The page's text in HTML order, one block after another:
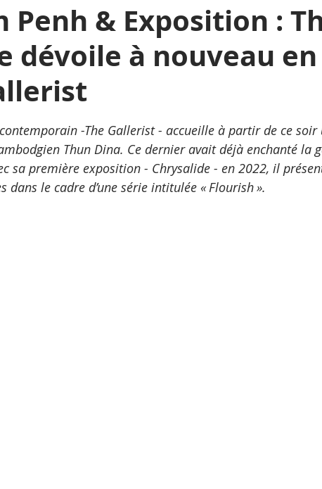
Penh & Exposition :
dévoile à nouveau
sur 5.
-The Gallerist - accueille à partir de ce soir
Thun Dina. Ce dernier avait déjà enchanté la
sa première exposition - Chrysalide - en 2022, il
le cadre d’une série intitulée « Flourish ».